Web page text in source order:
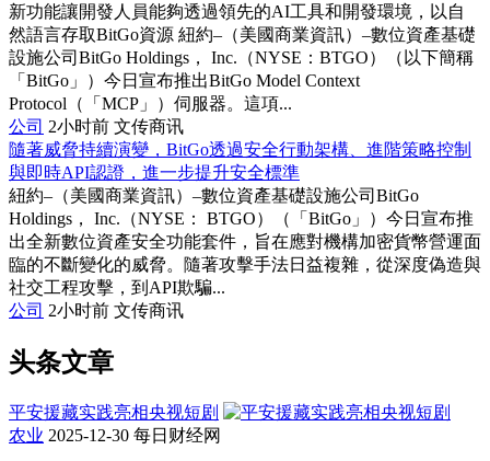
新功能讓開發人員能夠透過領先的AI工具和開發環境，以自
然語言存取BitGo資源 紐約–（美國商業資訊）–數位資產基礎
設施公司BitGo Holdings， Inc.（NYSE：BTGO）（以下簡稱
「BitGo」）今日宣布推出BitGo Model Context
Protocol（「MCP」）伺服器。這項...
公司 2小时前 文传商讯
隨著威脅持續演變，BitGo透過安全行動架構、進階策略控制
與即時API認證，進一步提升安全標準
紐約–（美國商業資訊）–數位資產基礎設施公司BitGo
Holdings， Inc.（NYSE： BTGO）（「BitGo」）今日宣布推
出全新數位資產安全功能套件，旨在應對機構加密貨幣營運面
臨的不斷變化的威脅。隨著攻擊手法日益複雜，從深度偽造與
社交工程攻擊，到API欺騙...
公司 2小时前 文传商讯
头条文章
平安援藏实践亮相央视短剧
农业 2025-12-30 每日财经网